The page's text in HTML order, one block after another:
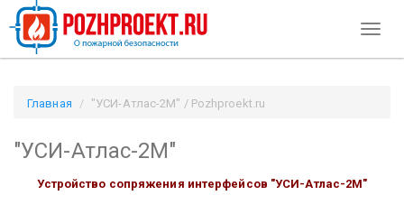
Главная "УСИ-Атлас-2М" / Pozhproekt.ru
"УСИ-Атлас-2М"
Устройство сопряжения интерфейсов "УСИ-Атлас-2М"